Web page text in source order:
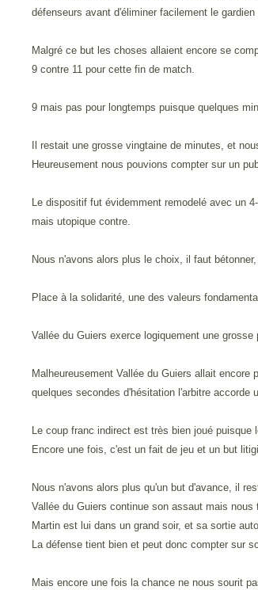
défenseurs avant d'éliminer facilement le
Malgré ce but les choses allaient encore se
9 contre 11 pour cette fin de match.
9 mais pas pour longtemps puisque quelques
Il restait une grosse vingtaine de minutes, et
Heureusement nous pouvions compter sur un
Le dispositif fut évidemment remodelé avec un
mais utopique contre.
Nous n'avons alors plus le choix, il faut
Place à la solidarité, une des valeurs
Vallée du Guiers exerce logiquement une
Malheureusement Vallée du Guiers allait
quelques secondes d'hésitation l'arbitre accorde
Le coup franc indirect est très bien joué
Encore une fois, c'est un fait de jeu et un but
Nous n'avons alors plus qu'un but d'avance, il
Vallée du Guiers continue son assaut mais
Martin est lui dans un grand soir, et sa sortie
La défense tient bien et peut donc compter sur
Mais encore une fois la chance ne nous sourit